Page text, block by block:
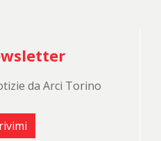
da Arci Torino